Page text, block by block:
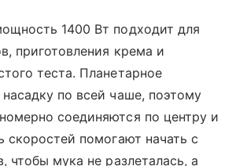
1400 Вт подходит для
приготовления крема и
теста. Планетарное
по всей чаше, поэтому
соединяются по центру и
скоростей помогают начать с
чтобы мука не разлеталась, а